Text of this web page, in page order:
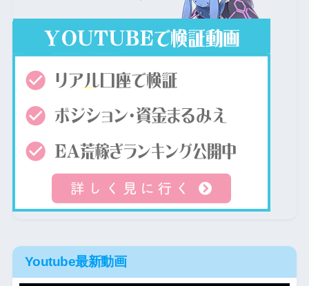
Youtube最新動画